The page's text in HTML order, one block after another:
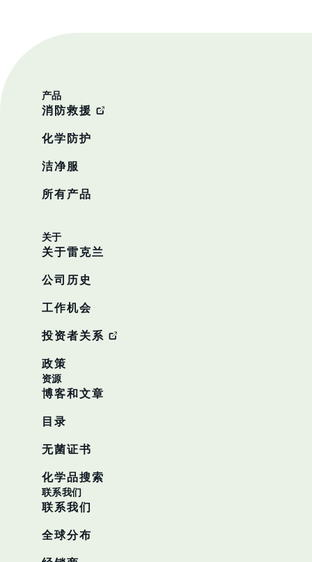
产品
消防救援
化学防护
洁净服
所有产品
关于
关于雷克兰
公司历史
工作机会
投资者关系
政策
资源
博客和文章
目录
无菌证书
化学品搜索
联系我们
联系我们
全球分布